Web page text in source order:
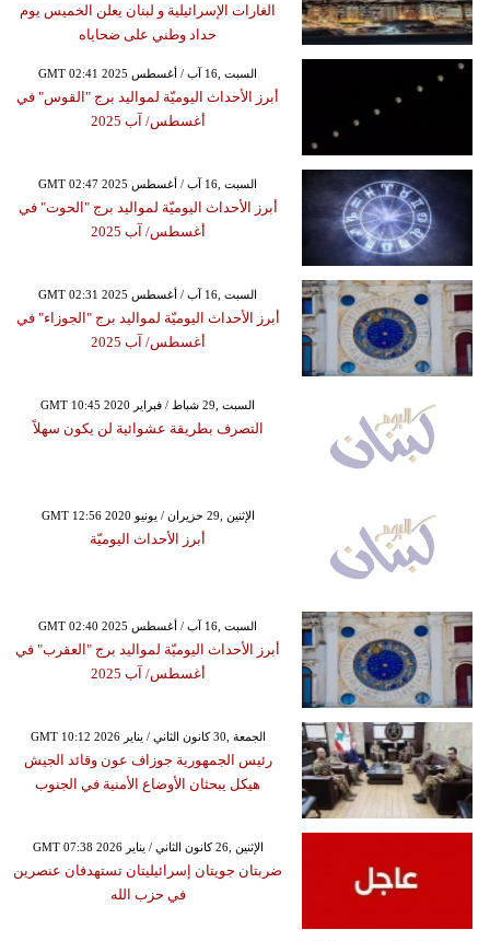
الغارات الإسرائيلية و لبنان يعلن الخميس يوم
حداد وطني على ضحاياه
GMT 02:41 2025 السبت ,16 آب / أغسطس
أبرز الأحداث اليوميّة لمواليد برج "القوس" في
أغسطس/ آب 2025
GMT 02:47 2025 السبت ,16 آب / أغسطس
أبرز الأحداث اليوميّة لمواليد برج "الحوت" في
أغسطس/ آب 2025
GMT 02:31 2025 السبت ,16 آب / أغسطس
أبرز الأحداث اليوميّة لمواليد برج "الجوزاء" في
أغسطس/ آب 2025
GMT 10:45 2020 السبت ,29 شباط / فبراير
التصرف بطريقة عشوائية لن يكون سهلاً
GMT 12:56 2020 الإثنين ,29 حزيران / يونيو
أبرز الأحداث اليوميّة
GMT 02:40 2025 السبت ,16 آب / أغسطس
أبرز الأحداث اليوميّة لمواليد برج "العقرب" في
أغسطس/ آب 2025
GMT 10:12 2026 الجمعة ,30 كانون الثاني / يناير
رئيس الجمهورية جوزاف عون وقائد الجيش
هيكل يبحثان الأوضاع الأمنية في الجنوب
GMT 07:38 2026 الإثنين ,26 كانون الثاني / يناير
ضربتان جويتان إسرائيليتان تستهدفان عنصرين
في حزب الله